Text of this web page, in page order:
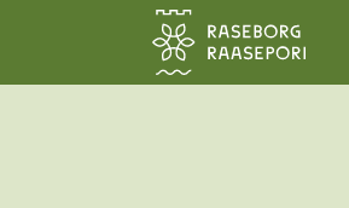
Hoppa till sidans innehåll